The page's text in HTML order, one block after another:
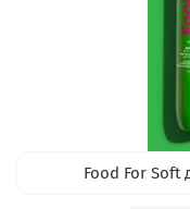
Food For Soft